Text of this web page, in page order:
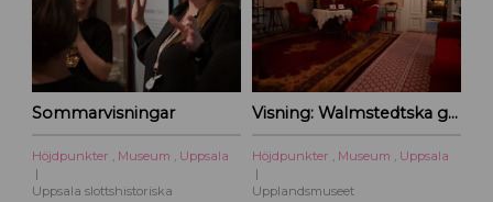
Sommarvisningar
Höjdpunkter , Museum , Uppsala
Uppsala slottshistoriska
Visning: Walmstedtska gården
Höjdpunkter , Museum , Uppsala
Upplandsmuseet